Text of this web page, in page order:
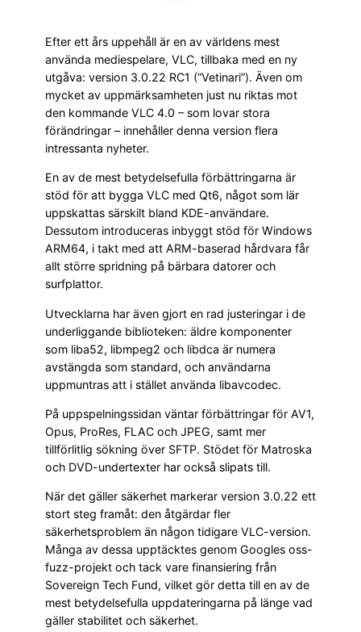
Efter ett års uppehåll är en av världens mest
använda mediespelare, VLC, tillbaka med en ny
utgåva: version 3.0.22 RC1 (”Vetinari”). Även om
mycket av uppmärksamheten just nu riktas mot
den kommande VLC 4.0 – som lovar stora
förändringar – innehåller denna version flera
intressanta nyheter.
En av de mest betydelsefulla förbättringarna är
stöd för att bygga VLC med Qt6, något som lär
uppskattas särskilt bland KDE-användare.
Dessutom introduceras inbyggt stöd för Windows
ARM64, i takt med att ARM-baserad hårdvara får
allt större spridning på bärbara datorer och
surfplattor.
Utvecklarna har även gjort en rad justeringar i de
underliggande biblioteken: äldre komponenter
som liba52, libmpeg2 och libdca är numera
avstängda som standard, och användarna
uppmuntras att i stället använda libavcodec.
På uppspelningssidan väntar förbättringar för AV1,
Opus, ProRes, FLAC och JPEG, samt mer
tillförlitlig sökning över SFTP. Stödet för Matroska
och DVD-undertexter har också slipats till.
När det gäller säkerhet markerar version 3.0.22 ett
stort steg framåt: den åtgärdar fler
säkerhetsproblem än någon tidigare VLC-version.
Många av dessa upptäcktes genom Googles oss-
fuzz-projekt och tack vare finansiering från
Sovereign Tech Fund, vilket gör detta till en av de
mest betydelsefulla uppdateringarna på länge vad
gäller stabilitet och säkerhet.